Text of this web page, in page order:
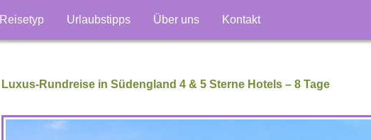
Reisetyp Urlaubstipps Über uns Kontakt
Luxus-Rundreise in Südengland 4 & 5 Sterne Hotels – 8 Tage